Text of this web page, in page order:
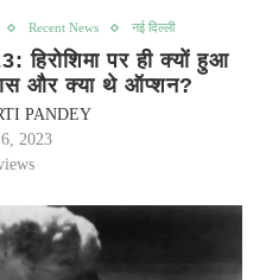
Recent News नई दिल्ली
पर ही क्यों हुआ
और क्या थे ऑप्शन?
PANDEY
2023